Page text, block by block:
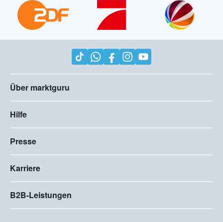
Über marktguru
Hilfe
Presse
Karriere
B2B-Leistungen